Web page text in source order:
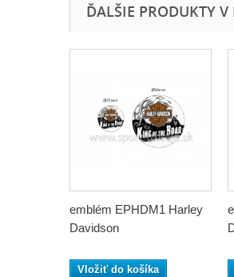
ĎALŠIE PRODUKTY
emblém EPHDM1 Harley
Davidson
Vložiť do košíka